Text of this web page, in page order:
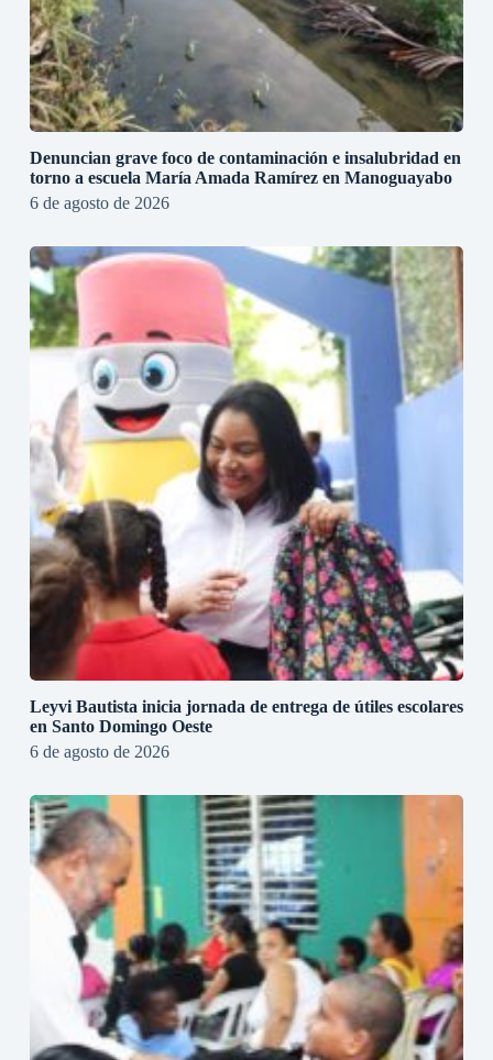
Denuncian grave foco de contaminación e insalubridad en
torno a escuela María Amada Ramírez en Manoguayabo
6 de agosto de 2026
Leyvi Bautista inicia jornada de entrega de útiles escolares
en Santo Domingo Oeste
6 de agosto de 2026